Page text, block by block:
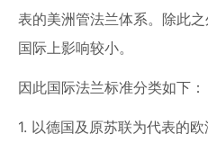
表的美洲管法兰体系。除此
国际上影响较小。
因此国际法兰标准分类如下：
1. 以德国及原苏联为代表的